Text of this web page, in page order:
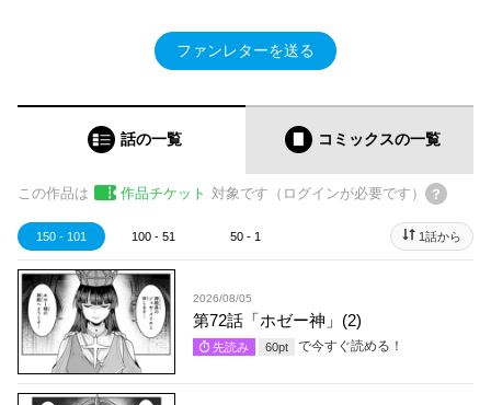
ファンレターを送る
話の一覧 コミックスの一覧
この作品は 作品チケット 対象です（ログインが必要です）
150 - 101 100 - 51 50 - 1 1話から
2026/08/05
第72話「ホゼー神」(2)
先読み 60pt で今すぐ読める！